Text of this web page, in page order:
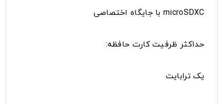
microSDXC با جایگاه اختصاصی
حداکثر ظرفیت کارت حافظه:
یک ترابایت